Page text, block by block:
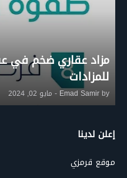
مزاد عقاري ضخم في
للمزادات
by
Emad Samir
- مايو 02, 2024
إعلن لدينا
موقع قرمزي